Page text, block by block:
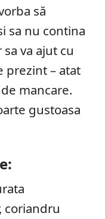
să
sa nu contina
va ajut cu
prezint – atat
mancare.
gustoasa
coriandru